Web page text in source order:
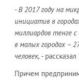
- В 2017 году на
инициатив в
миллиардов тенге
в малых городах –
человек, -
Причем